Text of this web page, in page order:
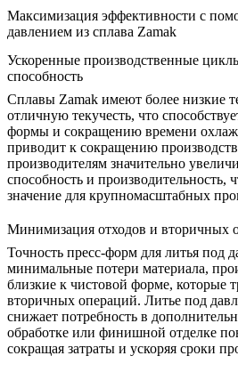
Максимизация эффективности с
давлением из сплава Zamak
Ускоренные производственные
способность
Сплавы Zamak имеют более низкие
отличную текучесть, что
формы и сокращению времени
приводит к сокращению
производителям значительно
способность и производительность,
значение для крупномасштабных
Минимизация отходов и вторичных
Точность пресс-форм для литья под
минимальные потери материала,
близкие к чистовой форме, которые
вторичных операций. Литье под
снижает потребность в
обработке или финишной отделке
сокращая затраты и ускоряя сроки